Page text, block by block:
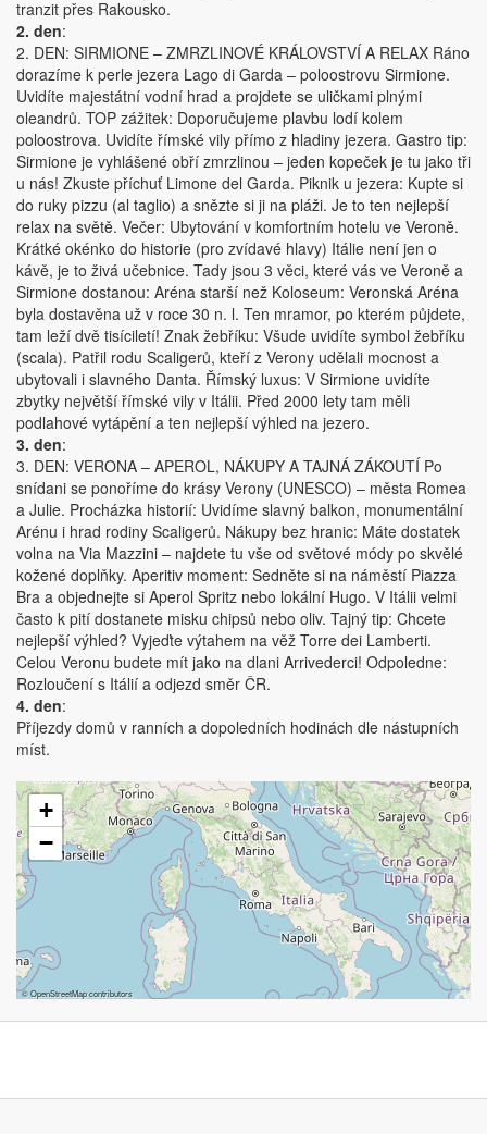
tranzit přes Rakousko.
2. den:
2. DEN: SIRMIONE – ZMRZLINOVÉ KRÁLOVSTVÍ A RELAX Ráno
dorazíme k perle jezera Lago di Garda – poloostrovu Sirmione.
Uvidíte majestátní vodní hrad a projdete se uličkami plnými
oleandrů. TOP zážitek: Doporučujeme plavbu lodí kolem
poloostrova. Uvidíte římské vily přímo z hladiny jezera. Gastro tip:
Sirmione je vyhlášené obří zmrzlinou – jeden kopeček je tu jako tři
u nás! Zkuste příchuť Limone del Garda. Piknik u jezera: Kupte si
do ruky pizzu (al taglio) a snězte si ji na pláži. Je to ten nejlepší
relax na světě. Večer: Ubytování v komfortním hotelu ve Veroně.
Krátké okénko do historie (pro zvídavé hlavy) Itálie není jen o
kávě, je to živá učebnice. Tady jsou 3 věci, které vás ve Veroně a
Sirmione dostanou: Aréna starší než Koloseum: Veronská Aréna
byla dostavěna už v roce 30 n. l. Ten mramor, po kterém půjdete,
tam leží dvě tisíciletí! Znak žebříku: Všude uvidíte symbol žebříku
(scala). Patřil rodu Scaligerů, kteří z Verony udělali mocnost a
ubytovali i slavného Danta. Římský luxus: V Sirmione uvidíte
zbytky největší římské vily v Itálii. Před 2000 lety tam měli
podlahové vytápění a ten nejlepší výhled na jezero.
3. den:
3. DEN: VERONA – APEROL, NÁKUPY A TAJNÁ ZÁKOUTÍ Po
snídani se ponoříme do krásy Verony (UNESCO) – města Romea
a Julie. Procházka historií: Uvidíme slavný balkon, monumentální
Arénu i hrad rodiny Scaligerů. Nákupy bez hranic: Máte dostatek
volna na Via Mazzini – najdete tu vše od světové módy po skvělé
kožené doplňky. Aperitiv moment: Sedněte si na náměstí Piazza
Bra a objednejte si Aperol Spritz nebo lokální Hugo. V Itálii velmi
často k pití dostanete misku chipsů nebo oliv. Tajný tip: Chcete
nejlepší výhled? Vyjeďte výtahem na věž Torre dei Lamberti.
Celou Veronu budete mít jako na dlani Arrivederci! Odpoledne:
Rozloučení s Itálií a odjezd směr ČR.
4. den:
Příjezdy domů v ranních a dopoledních hodinách dle nástupních
míst.
+
−
©OpenStreetMapcontributors